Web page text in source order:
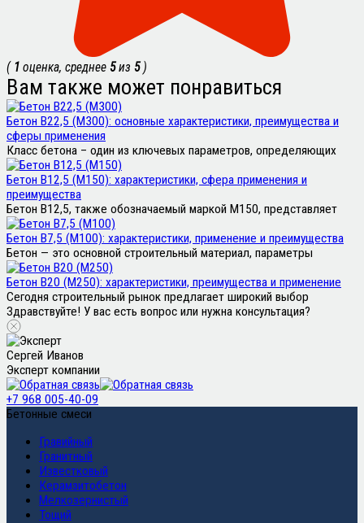
( 1 оценка, среднее 5из 5)
Вам также может понравиться
Бетон В22,5 (М300): основные характеристики, преимущества и
сферы применения
Класс бетона – один из ключевых параметров, определяющих
Бетон В12,5 (М150): характеристики, сфера применения и
преимущества
Бетон В12,5, также обозначаемый маркой М150, представляет
Бетон В7,5 (М100): характеристики, применение и преимущества
Бетон — это основной строительный материал, параметры
Бетон В20 (М250): характеристики, преимущества и применение
Сегодня строительный рынок предлагает широкий выбор
Здравствуйте! У вас есть вопрос или нужна консультация?
Сергей Иванов
Эксперт компании
+7 968 005-40-09
Бетонные смеси
Гравийный
Гранитный
Известковый
Керамзитобетон
Мелкозернистый
Тощий